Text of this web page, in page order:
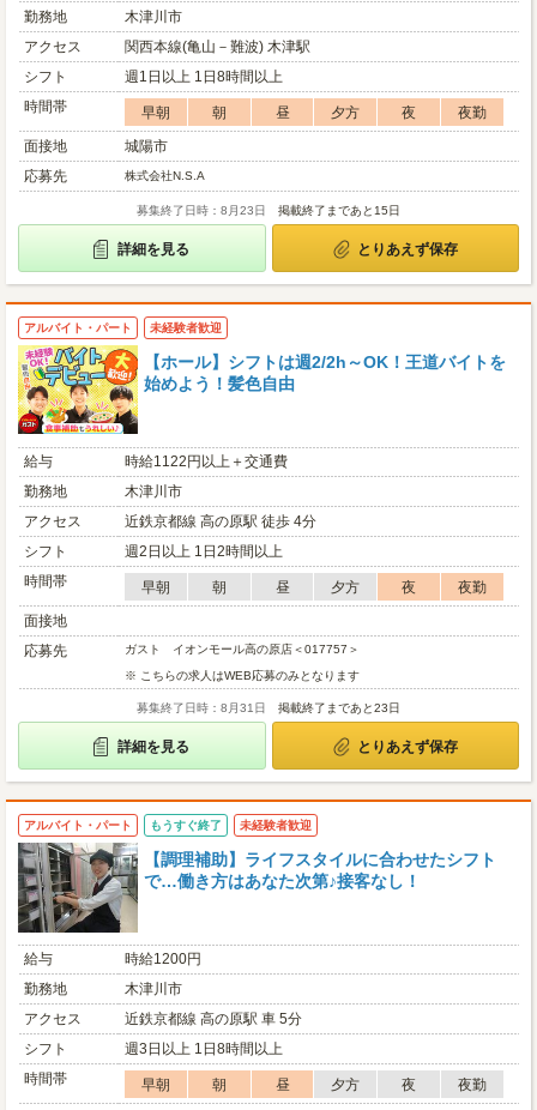
勤務地
木津川市
アクセス
関西本線(亀山－難波) 木津駅
シフト
週1日以上 1日8時間以上
時間帯
早朝 朝 昼 夕方 夜
夜勤
面接地
城陽市
応募先
株式会社N.S.A
募集終了日時：8月23日 掲載終了まであと15日
詳細を見る とりあえず保存
アルバイト・パート 未経験者歓迎
【ホール】シフトは週2/2h～OK！王道バイトを
始めよう！髪色自由
給与
時給1122円以上＋交通費
勤務地
木津川市
アクセス
近鉄京都線 高の原駅 徒歩 4分
シフト
週2日以上 1日2時間以上
時間帯
早朝 朝 昼 夕方 夜
夜勤
面接地
応募先
ガスト イオンモール高の原店＜017757＞
※ こちらの求人はWEB応募のみとなります
募集終了日時：8月31日 掲載終了まであと23日
詳細を見る とりあえず保存
アルバイト・パート もうすぐ終了 未経験者歓迎
【調理補助】ライフスタイルに合わせたシフト
で…働き方はあなた次第♪接客なし！
給与
時給1200円
勤務地
木津川市
アクセス
近鉄京都線 高の原駅 車 5分
シフト
週3日以上 1日8時間以上
時間帯
早朝 朝 昼 夕方 夜
夜勤